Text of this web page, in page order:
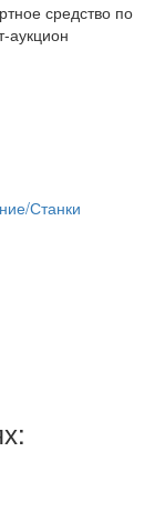
средство по
аукцион
Станки